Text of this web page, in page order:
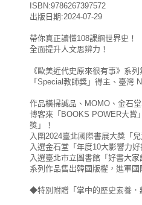
ISBN:9786267397572
出版日期:2024-07-29
帶你真正讀懂108課綱世界史！
全面提升人文思辨力！
《歐美近代史原來很有事》系列
「Special教師獎」得主、臺灣
作品橫掃誠品、MOMO、金石
博客來「BOOKS POWER大賞
獎」！
入圍2024臺北國際書展大獎「
入選金石堂「年度10大影響力好
入選臺北市立圖書館「好書大家
系列作品售出韓國版權，進軍國
◆特別附贈「掌中的歷史素養